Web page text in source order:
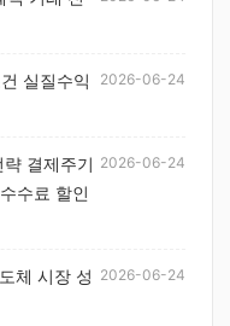
실질수익
2026-06-24
결제주기
수료 할인
2026-06-24
체 시장 성 2026-06-24